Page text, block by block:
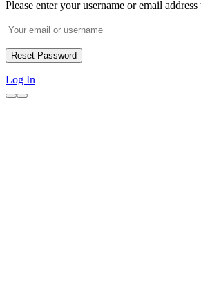
Please enter your username or email
Log In